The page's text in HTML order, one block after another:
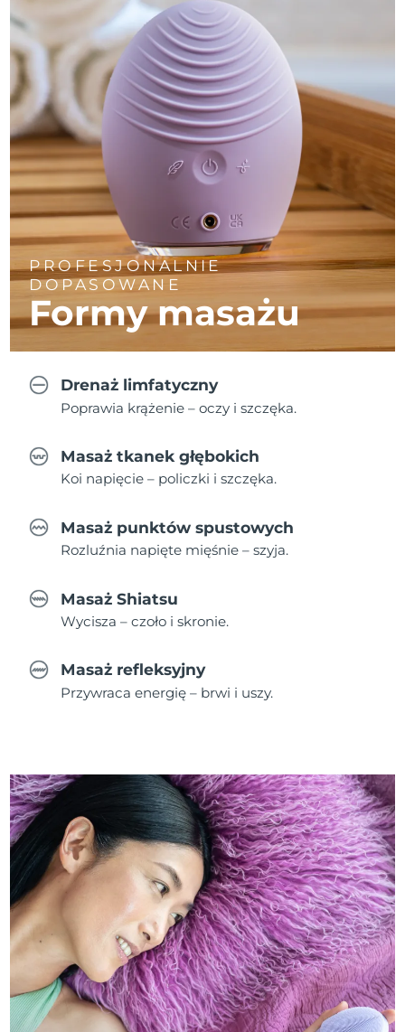
PROFESJONALNIE
DOPASOWANE
Formy masażu
Drenaż limfatyczny
Poprawia krążenie – oczy i szczęka.
Masaż tkanek głębokich
Koi napięcie – policzki i szczęka.
Masaż punktów spustowych
Rozluźnia napięte mięśnie – szyja.
Masaż Shiatsu
Wycisza – czoło i skronie.
Masaż refleksyjny
Przywraca energię – brwi i uszy.